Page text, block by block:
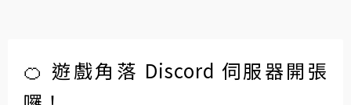
🍊 遊戲角落 Discord 伺服器開張